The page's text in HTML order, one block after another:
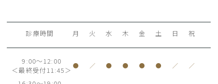
診療時間 月 火 水 木 金 土 日 祝
9:00～12:00
＜最終受付11:45＞
● ／ ● ● ● ● ／ ／